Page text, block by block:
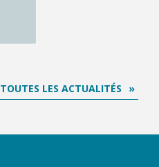
TOUTES LES ACTUALITÉS